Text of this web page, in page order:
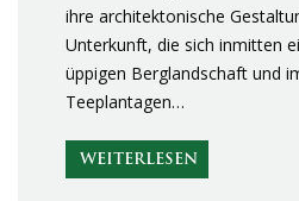
ihre architektonische
Unterkunft, die sich inmitten
üppigen Berglandschaft und
Teeplantagen…
WEITERLESEN